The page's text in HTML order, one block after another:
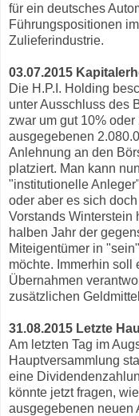
für ein deutsches
Führungspositionen
Zulieferindustrie.
03.07.2015
Die H.P.I. Holding
unter Ausschluss des
zwar um gut 10%
ausgegebenen
Anlehnung an den
platziert. Man kann
"institutionelle
oder aber es sich
Vorstands Winterstein
halben Jahr der
Miteigentümer in
möchte. Immerhin soll
Übernahmen
zusätzlichen
31.08.2015 Letzte
Am letzten Tag im
Hauptversammlung
eine
könnte jetzt fragen,
ausgegebenen neuen